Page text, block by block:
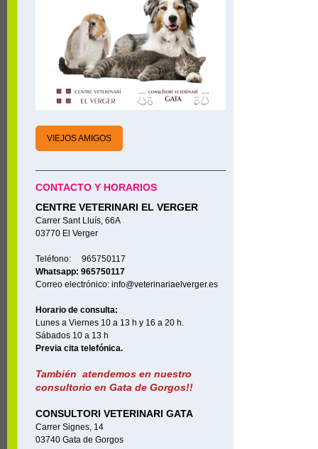
VIEJOS AMIGOS
CONTACTO Y HORARIOS
CENTRE VETERINARI EL VERGER
Carrer Sant Lluís, 66A
03770 El Verger
Teléfono: 965750117
Whatsapp: 965750117
Correo electrónico: info@veterinariaelverger.es
Horario de consulta:
Lunes a Viernes 10 a 13 h y 16 a 20 h.
Sábados 10 a 13 h
Previa cita telefónica.
También atendemos en nuestro
consultorio en Gata de Gorgos!!
CONSULTORI VETERINARI GATA
Carrer Signes, 14
03740 Gata de Gorgos